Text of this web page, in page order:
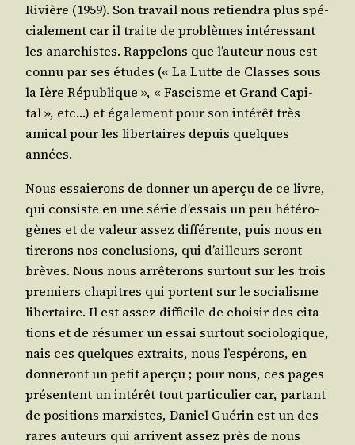
Rivière (1959). Son tra­vail nous retien­dra plus spé­
cia­le­ment car il traite de pro­blèmes inté­res­sant
les anar­chistes. Rap­pe­lons que l’au­teur nous est
connu par ses études (« La Lutte de Classes sous
la Ière Répu­blique », « Fas­cisme et Grand Capi­
tal », etc…) et éga­le­ment pour son inté­rêt très
ami­cal pour les liber­taires depuis quelques
années.
Nous essaie­rons de don­ner un aper­çu de ce livre,
qui consiste en une série d’es­sais un peu hété­ro­
gènes et de valeur assez dif­fé­rente, puis nous en
tire­rons nos conclu­sions, qui d’ailleurs seront
brèves. Nous nous arrê­te­rons sur­tout sur les trois
pre­miers cha­pitres qui portent sur le socia­lisme
liber­taire. Il est assez dif­fi­cile de choi­sir des cita­
tions et de résu­mer un essai sur­tout socio­lo­gique,
nais ces quelques extraits, nous l’es­pé­rons, en
don­ne­ront un petit aper­çu ; pour nous, ces pages
pré­sentent un inté­rêt tout par­ti­cu­lier car, par­tant
de posi­tions mar­xistes, Daniel Gué­rin est un des
rares auteurs qui arrivent assez près de nous